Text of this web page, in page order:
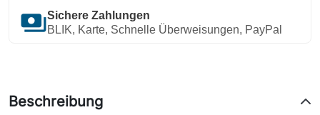
paymentsSichere Zahlungen
BLIK, Karte, Schnelle Überweisungen, PayPal
Beschreibung